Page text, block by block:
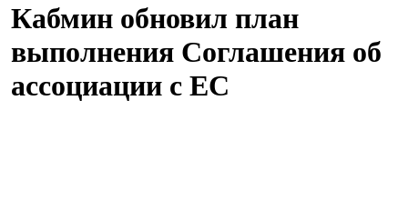
Кабмин обновил план
выполнения Соглашения об
ассоциации с ЕС